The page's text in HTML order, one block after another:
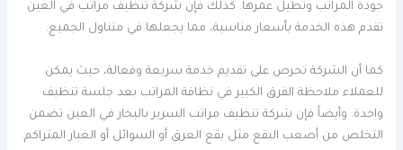
جودة المراتب وتطيل عمرها. كذلك فإن شركة تنظيف مراتب في العين
تقدم هذه الخدمة بأسعار مناسبة، مما يجعلها في متناول الجميع.
كما أن الشركة تحرص على تقديم خدمة سريعة وفعالة، حيث يمكن
للعملاء ملاحظة الفرق الكبير في نظافة المراتب بعد جلسة تنظيف
واحدة. وأيضاً فإن شركة تنظيف مراتب السرير بالبخار في العين تضمن
التخلص من أصعب البقع مثل بقع العرق أو السوائل أو الغبار المتراكم.